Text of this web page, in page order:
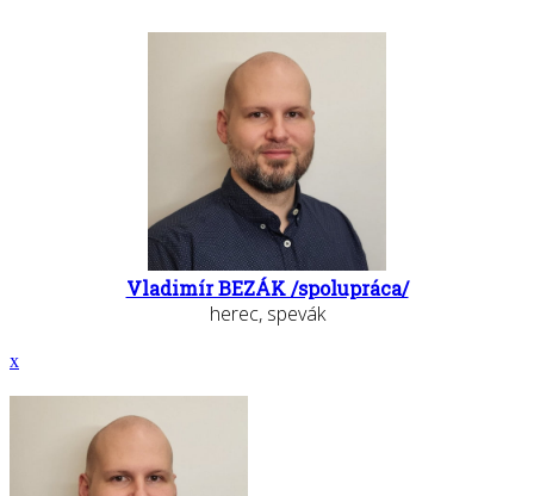
Vladimír BEZÁK /spolupráca/
herec, spevák
x